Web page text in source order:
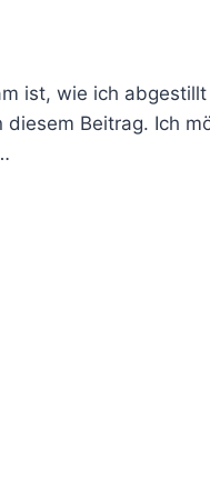
ist, wie ich
Beitrag. Ich